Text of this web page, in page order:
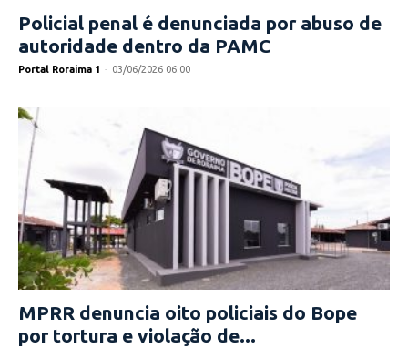
Policial penal é denunciada por abuso de
autoridade dentro da PAMC
Portal Roraima 1 - 03/06/2026 06:00
MPRR denuncia oito policiais do Bope
por tortura e violação de...